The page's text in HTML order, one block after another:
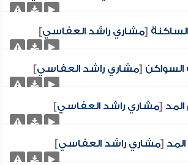
[مشاري راشد العفاسي]
السواكن [مشاري راشد العفاسي]
[مشاري راشد العفاسي]
[مشاري راشد العفاسي]